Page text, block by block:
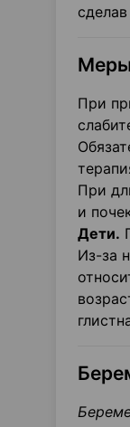
При
При
и
Дети.
Из-за